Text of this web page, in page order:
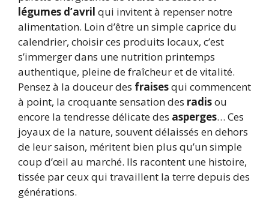
légumes d’avril qui invitent à repenser notre
alimentation. Loin d’être un simple caprice du
calendrier, choisir ces produits locaux, c’est
s’immerger dans une nutrition printemps
authentique, pleine de fraîcheur et de vitalité.
Pensez à la douceur des fraisesqui commencent
à point, la croquante sensation des radisou
encore la tendresse délicate des asperges… Ces
joyaux de la nature, souvent délaissés en dehors
de leur saison, méritent bien plus qu’un simple
coup d’œil au marché. Ils racontent une histoire,
tissée par ceux qui travaillent la terre depuis des
générations.